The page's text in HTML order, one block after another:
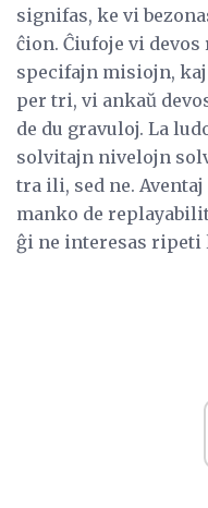
signifas, ke vi
ĉion. Ĉiufoje vi
specifajn misiojn,
per tri, vi ankaŭ
de du gravuloj. La
solvitajn nivelojn
tra ili, sed ne.
manko de
ĝi ne interesas ripeti